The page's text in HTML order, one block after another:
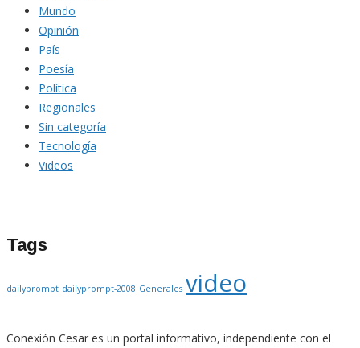
Mundo
Opinión
País
Poesía
Política
Regionales
Sin categoría
Tecnología
Videos
Tags
dailyprompt dailyprompt-2008 Generales video
Conexión Cesar es un portal informativo, independiente con el